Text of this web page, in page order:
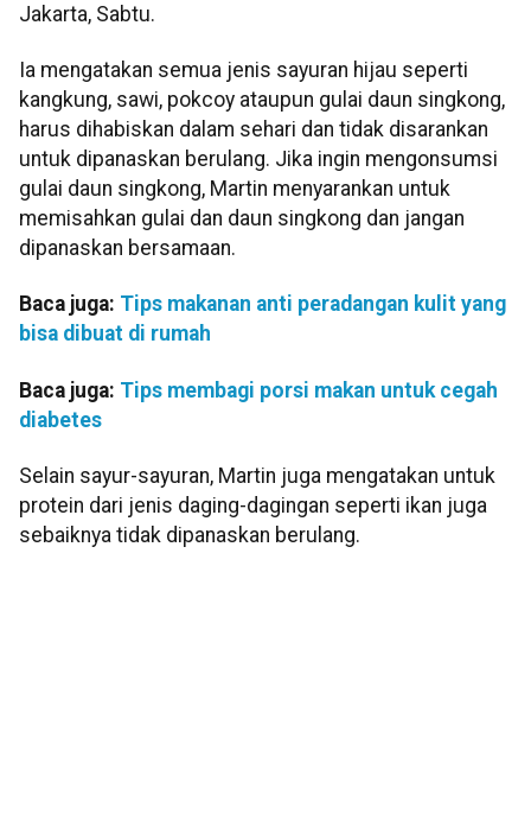
Jakarta, Sabtu.
Ia mengatakan semua jenis sayuran hijau seperti
kangkung, sawi, pokcoy ataupun gulai daun singkong,
harus dihabiskan dalam sehari dan tidak disarankan
untuk dipanaskan berulang. Jika ingin mengonsumsi
gulai daun singkong, Martin menyarankan untuk
memisahkan gulai dan daun singkong dan jangan
dipanaskan bersamaan.
Baca juga: Tips makanan anti peradangan kulit yang
bisa dibuat di rumah
Baca juga: Tips membagi porsi makan untuk cegah
diabetes
Selain sayur-sayuran, Martin juga mengatakan untuk
protein dari jenis daging-dagingan seperti ikan juga
sebaiknya tidak dipanaskan berulang.